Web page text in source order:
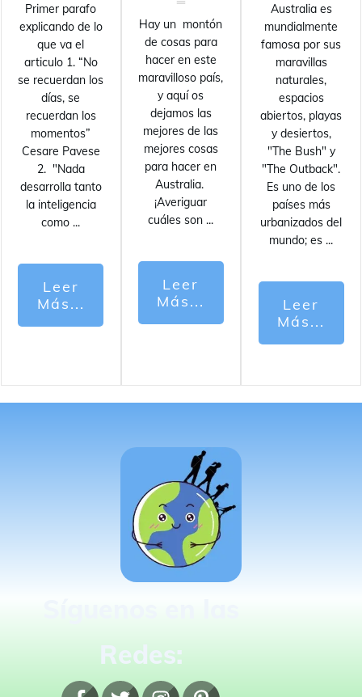
Primer parafo
explicando de lo
que va el
articulo 1. “No
se recuerdan los
días, se
recuerdan los
momentos”
Cesare Pavese
2. "Nada
desarrolla tanto
la inteligencia
como ...
Leer
Más...
Hay un montón
de cosas para
hacer en este
maravilloso país,
y aquí os
dejamos las
mejores de las
mejores cosas
para hacer en
Australia.
¡Averiguar
cuáles son ...
Leer
Más...
Australia es
mundialmente
famosa por sus
maravillas
naturales,
espacios
abiertos, playas
y desiertos,
"The Bush" y
"The Outback".
Es uno de los
países más
urbanizados del
mundo; es ...
Leer
Más...
Redes: